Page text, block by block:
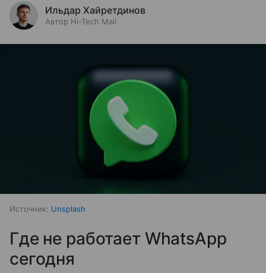
Ильдар Хайретдинов
Автор Hi-Tech Mail
Источник: Unsplash
Где не работает WhatsApp
сегодня